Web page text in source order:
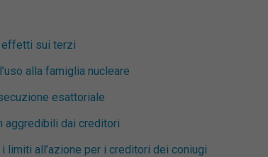
effetti sui terzi
alla famiglia nucleare
esattoriale
aggredibili dai creditori
limiti all’azione per i creditori dei coniugi